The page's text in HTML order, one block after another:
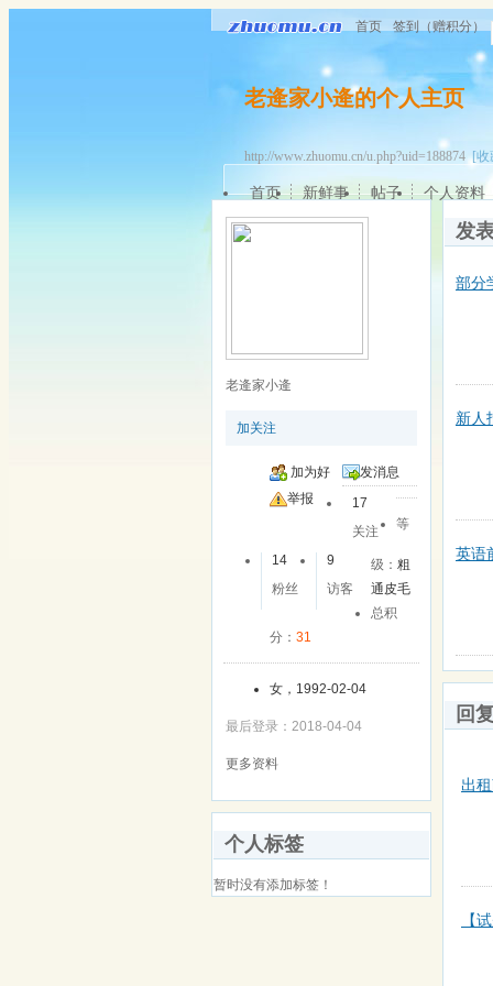
首页 签到（赠积分）
老逄家小逄的个人主页
http://www.zhuomu.cn/u.php?uid=188874[收
首页 新鲜事 帖子 个人资料
老逄家小逄
加关注
加为好
友
发消息
举报
17
关注
14
粉丝
9
访客
等
级：粗
通皮毛
总积
分： 31
女，1992-02-04
最后登录：2018-04-04
更多资料
个人标签
暂时没有添加标签！
发
部分
新人
英语
回
出
【